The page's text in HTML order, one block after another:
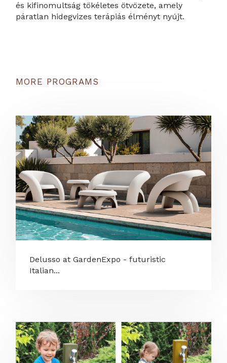
és kifinomultság tökéletes ötvözete, amely
páratlan hidegvizes terápiás élményt nyújt.
MORE PROGRAMS
Delusso at GardenExpo - futuristic
Italian...